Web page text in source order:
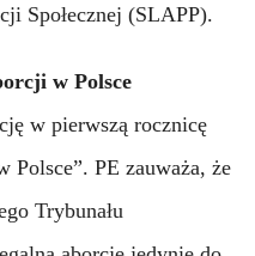
Społecznej (SLAPP).
w Polsce
w pierwszą rocznicę
Polsce”. PE zauważa, że
Trybunału